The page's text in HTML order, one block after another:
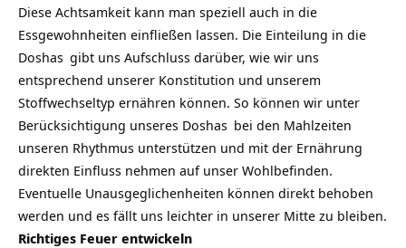
Diese Achtsamkeit kann man speziell auch in die
Essgewohnheiten einfließen lassen. Die Einteilung in die
Doshas gibt uns Aufschluss darüber, wie wir uns
entsprechend unserer Konstitution und unserem
Stoffwechseltyp ernähren können. So können wir unter
Berücksichtigung unseres Doshas bei den Mahlzeiten
unseren Rhythmus unterstützen und mit der Ernährung
direkten Einfluss nehmen auf unser Wohlbefinden.
Eventuelle Unausgeglichenheiten können direkt behoben
werden und es fällt uns leichter in unserer Mitte zu bleiben.
Richtiges Feuer entwickeln